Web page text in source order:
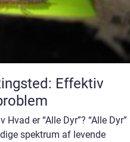
Effektiv
er “Alle Dyr”? “Alle Dyr”
spektrum af levende